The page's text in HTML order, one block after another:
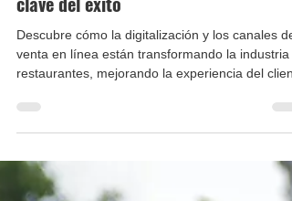
Canales de venta en línea, la
clave del éxito
Descubre cómo la digitalización y los canales de
restaurantes, mejorando la experiencia del